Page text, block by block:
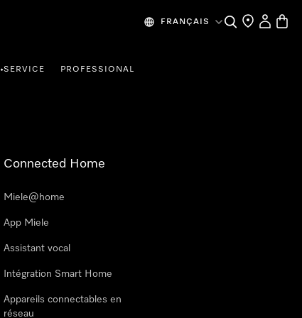
FRANÇAIS SearchFind a store
My
•SERVICE PROFESSIONAL
Connected Home
Miele@home
App Miele
Assistant vocal
Intégration Smart Home
Appareils connectables en
réseau